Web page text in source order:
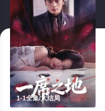
1-1全集/大结局